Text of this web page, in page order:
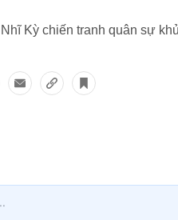
Kỳ chiến tranh quân sự